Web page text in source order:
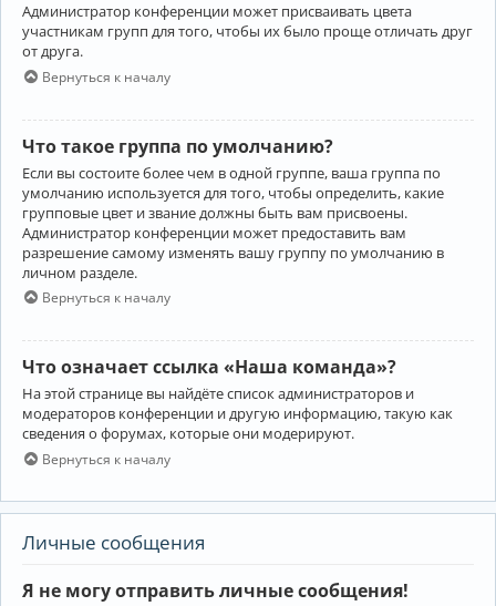
Администратор конференции может присваивать цвета
участникам групп для того, чтобы их было проще отличать друг
от друга.
Вернуться к началу
Что такое группа по умолчанию?
Если вы состоите более чем в одной группе, ваша группа по
умолчанию используется для того, чтобы определить, какие
групповые цвет и звание должны быть вам присвоены.
Администратор конференции может предоставить вам
разрешение самому изменять вашу группу по умолчанию в
личном разделе.
Вернуться к началу
Что означает ссылка «Наша команда»?
На этой странице вы найдёте список администраторов и
модераторов конференции и другую информацию, такую как
сведения о форумах, которые они модерируют.
Вернуться к началу
Личные сообщения
Я не могу отправить личные сообщения!